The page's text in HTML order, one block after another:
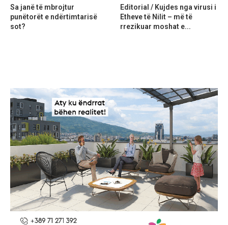
Sa janë të mbrojtur
punëtorët e ndërtimtarisë
sot?
Editorial / Kujdes nga virusi i
Etheve të Nilit – më të
rrezikuar moshat e...